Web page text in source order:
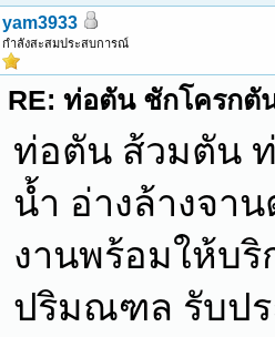
yam3933
กำลังสะสมประสบการณ์
RE: ท่อตัน ชักโครก
ท่อตัน ส้วมตัน
น้ำ อ่างล้างจา
งานพร้อมให้บริ
ปริมณฑล รับปร